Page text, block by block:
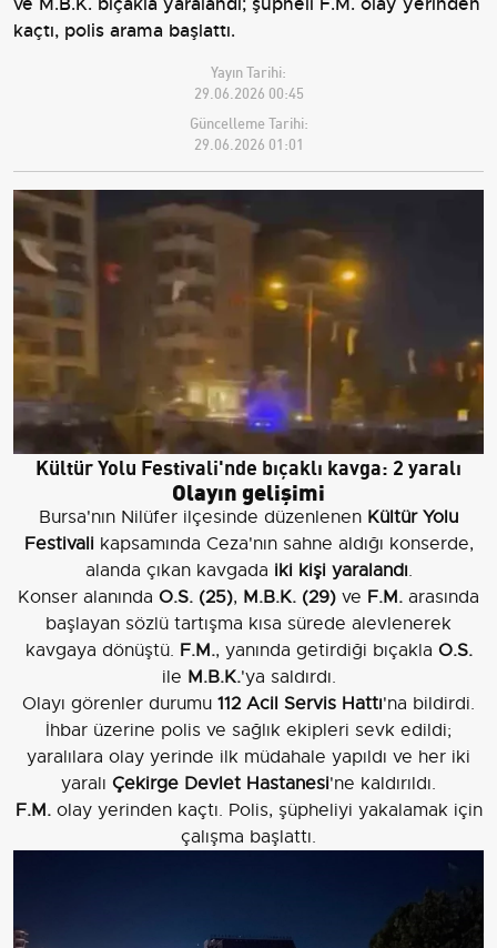
kaçtı, polis arama başlattı.
Yayın Tarihi:
29.06.2026 00:45
Güncelleme Tarihi:
29.06.2026 01:01
Kültür Yolu Festivali'nde bıçaklı kavga: 2 yaralı
Olayın gelişimi
Bursa'nın Nilüfer ilçesinde düzenlenen Kültür Yolu
Festivalikapsamında Ceza'nın sahne aldığı konserde,
alanda çıkan kavgada iki kişi yaralandı.
Konser alanında O.S. (25), M.B.K. (29) ve F.M. arasında
başlayan sözlü tartışma kısa sürede alevlenerek
kavgaya dönüştü. F.M., yanında getirdiği bıçakla O.S.
ile M.B.K.'ya saldırdı.
Olayı görenler durumu 112 Acil Servis Hattı'na bildirdi.
İhbar üzerine polis ve sağlık ekipleri sevk edildi;
yaralılara olay yerinde ilk müdahale yapıldı ve her iki
yaralı Çekirge Devlet Hastanesi'ne kaldırıldı.
F.M.olay yerinden kaçtı. Polis, şüpheliyi yakalamak için
çalışma başlattı.